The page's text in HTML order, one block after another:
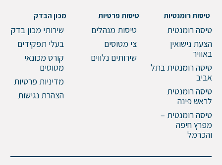
טיסות רומנטיות
טיסה רומנטית
הצעת נישואין
באוויר
טיסה רומנטית בתל
אביב
טיסה רומנטית
לראש פינה
טיסה רומנטית –
מפרץ חיפה
והכרמל
טיסות פרטיות
טיסות מנהלים
צי מטוסים
שירותים נלווים
מכון הבדק
שירותי מכון בדק
בעלי תפקידים
קורס מכונאי
מטוסים
מדיניות פרטיות
הצהרת נגישות